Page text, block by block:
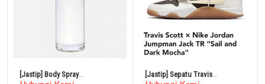
[Jastip] Body Spray
[Jastip] Sepatu Travis